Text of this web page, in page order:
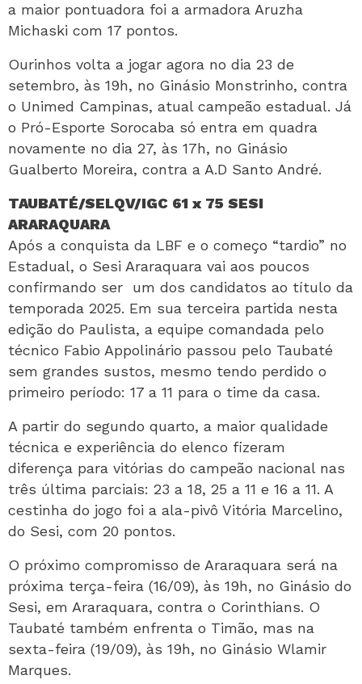
a maior pontuadora foi a armadora Aruzha
Michaski com 17 pontos.
Ourinhos volta a jogar agora no dia 23 de
setembro, às 19h, no Ginásio Monstrinho, contra
o Unimed Campinas, atual campeão estadual. Já
o Pró-Esporte Sorocaba só entra em quadra
novamente no dia 27, às 17h, no Ginásio
Gualberto Moreira, contra a A.D Santo André.
TAUBATÉ/SELQV/IGC 61 x 75 SESI
ARARAQUARA
Após a conquista da LBF e o começo “tardio” no
Estadual, o Sesi Araraquara vai aos poucos
confirmando ser um dos candidatos ao título da
temporada 2025. Em sua terceira partida nesta
edição do Paulista, a equipe comandada pelo
técnico Fabio Appolinário passou pelo Taubaté
sem grandes sustos, mesmo tendo perdido o
primeiro período: 17 a 11 para o time da casa.
A partir do segundo quarto, a maior qualidade
técnica e experiência do elenco fizeram
diferença para vitórias do campeão nacional nas
três última parciais: 23 a 18, 25 a 11 e 16 a 11. A
cestinha do jogo foi a ala-pivô Vitória Marcelino,
do Sesi, com 20 pontos.
O próximo compromisso de Araraquara será na
próxima terça-feira (16/09), às 19h, no Ginásio do
Sesi, em Araraquara, contra o Corinthians. O
Taubaté também enfrenta o Timão, mas na
sexta-feira (19/09), às 19h, no Ginásio Wlamir
Marques.